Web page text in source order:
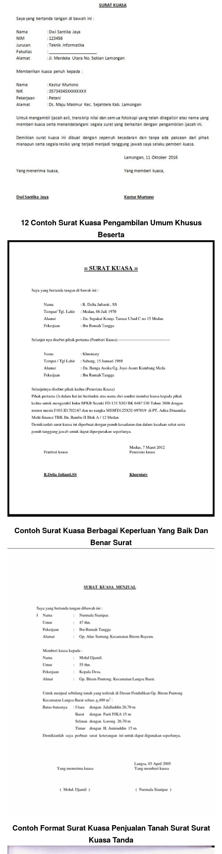
12 Contoh Surat Kuasa Pengambilan Umum Khusus
Beserta
Contoh Surat Kuasa Berbagai Keperluan Yang Baik Dan
Benar Surat
Contoh Format Surat Kuasa Penjualan Tanah Surat Surat
Kuasa Tanda